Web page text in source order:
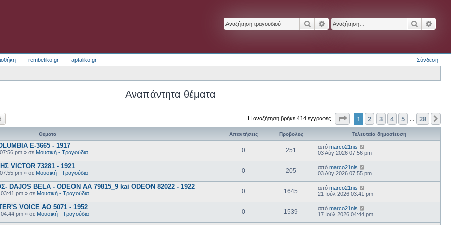
ΑναζήτησηΕιδική αναζήτηση
rembetiko.gr aptaliko.gr Σύνδεση
Αναπάντητα θέματα
Η αναζήτηση βρήκε 414 εγγραφές Σελίδα1 από 28
1 2 3 4 5 28
Θέματα Απαντήσεις Προβολές Τελευταία δημοσίευση
E-3665 - 1917
pm » σε Μουσική - Τραγούδια 0 251 από marco21nis
03 Αύγ 2026 07:56 pm
VICTOR 73281 - 1921
pm » σε Μουσική - Τραγούδια 0 205 από marco21nis
03 Αύγ 2026 07:55 pm
BELA - ODEON AA 79815_9 kai ODEON 82022 - 1922
pm » σε Μουσική - Τραγούδια 0 1645 από marco21nis
21 Ιούλ 2026 03:41 pm
VOICE AO 5071 - 1952
04:44 pm » σε Μουσική - Τραγούδια 0 1539 από marco21nis
17 Ιούλ 2026 04:44 pm